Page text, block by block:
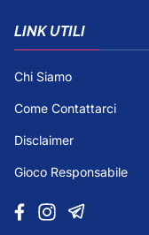
LINK UTILI
Chi Siamo
Come Contattarci
Disclaimer
Gioco Responsabile